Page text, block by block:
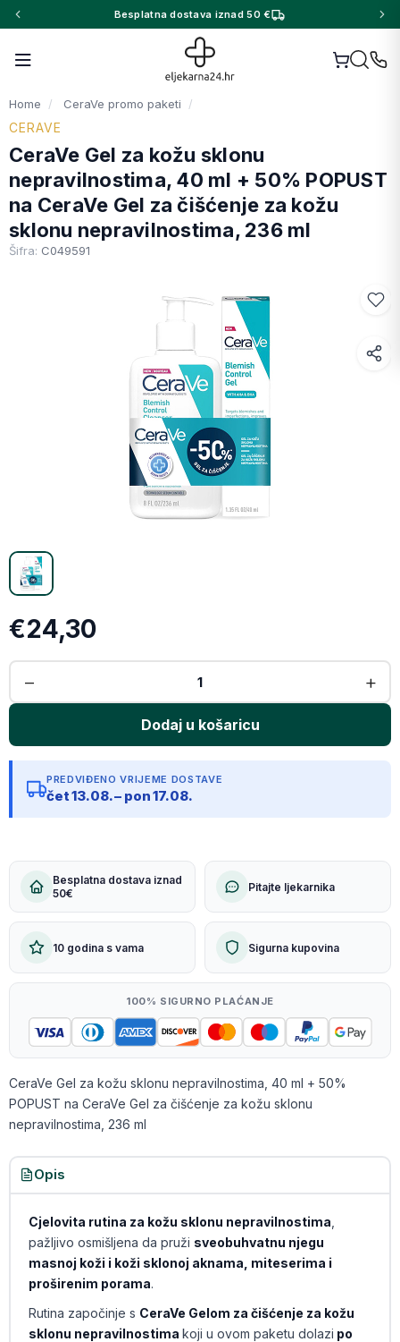
Besplatna dostava iznad 50 €
Home CeraVe promo paketi
CERAVE
CeraVe Gel za kožu sklonu
nepravilnostima, 40 ml + 50% POPUST
na CeraVe Gel za čišćenje za kožu
sklonu nepravilnostima, 236 ml
Šifra: C049591
Facebook
X (Twitter)
Email
Kopiraj link
€24,30
PREDVIĐENO VRIJEME DOSTAVE
čet 13.08. – pon 17.08.
Besplatna dostava iznad
50€
Pitajte ljekarnika
10 godina s vama Sigurna kupovina
100% SIGURNO PLAĆANJE
CeraVe Gel za kožu sklonu nepravilnostima, 40 ml + 50%
POPUST na CeraVe Gel za čišćenje za kožu sklonu
nepravilnostima, 236 ml
Opis
Cjelovita rutina za kožu sklonu nepravilnostima
pažljivo osmišljena da pruži sveobuhvatnu njegu
masnoj koži i koži sklonoj aknama, miteserima i
proširenim porama.
Rutina započinje s CeraVe Gelom za čišćenje za kožu
sklonu nepravilnostima koji u ovom paketu dolazi po